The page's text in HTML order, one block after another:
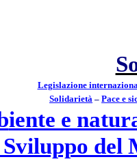
Legislazione
Solidarietà – Pace e si
iente e
del